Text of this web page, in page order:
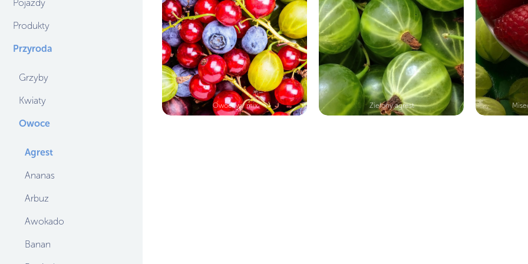
Pojazdy
Produkty
Przyroda
Grzyby
Kwiaty
Owoce
Agrest
Ananas
Arbuz
Awokado
Banan
Owocowy mix Zielony agrest